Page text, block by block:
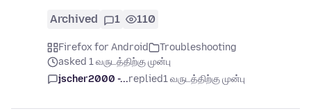
Archived 1 110
Firefox for Android
Troubleshooting
asked 1 வருடத்திற்கு முன்பு
jscher2000 -...replied1 வருடத்திற்கு முன்பு